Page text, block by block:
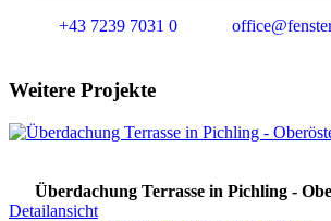
+43 7239 7031 0
Weitere Projekte
Überdachung Terrasse in Pichling -
Detailansicht